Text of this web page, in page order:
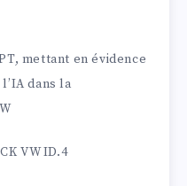
mettant en évidence
dans la
VW ID.4